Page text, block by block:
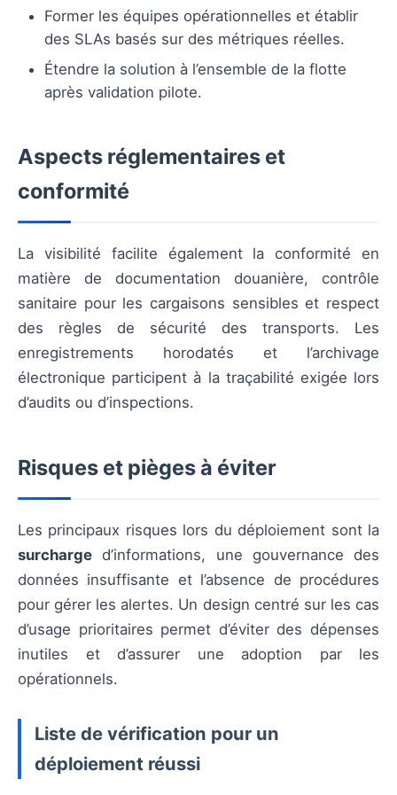
Former les équipes opérationnelles et établir
des SLAs basés sur des métriques réelles.
Étendre la solution à l’ensemble de la flotte
après validation pilote.
Aspects réglementaires et
conformité
La visibilité facilite également la conformité en
matière de documentation douanière, contrôle
sanitaire pour les cargaisons sensibles et respect
des règles de sécurité des transports. Les
enregistrements horodatés et l’archivage
électronique participent à la traçabilité exigée lors
d’audits ou d’inspections.
Risques et pièges à éviter
Les principaux risques lors du déploiement sont la
surcharge d’informations, une gouvernance des
données insuffisante et l’absence de procédures
pour gérer les alertes. Un design centré sur les cas
d’usage prioritaires permet d’éviter des dépenses
inutiles et d’assurer une adoption par les
opérationnels.
Liste de vérification pour un
déploiement réussi